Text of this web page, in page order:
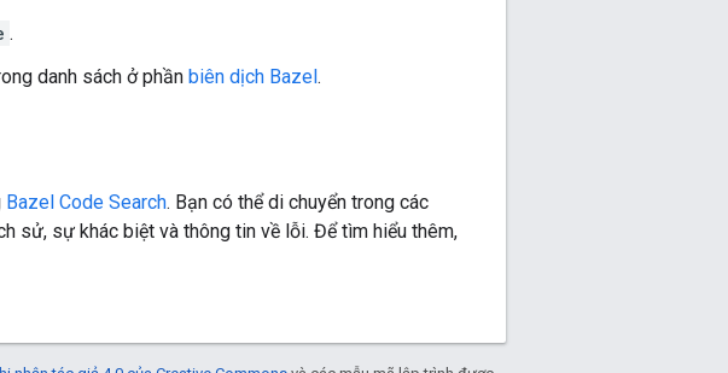
.
danh sách ở phần biên dịch Bazel.
Bazel Code Search. Bạn có thể di chuyển trong các
sử, sự khác biệt và thông tin về lỗi. Để tìm hiểu thêm,